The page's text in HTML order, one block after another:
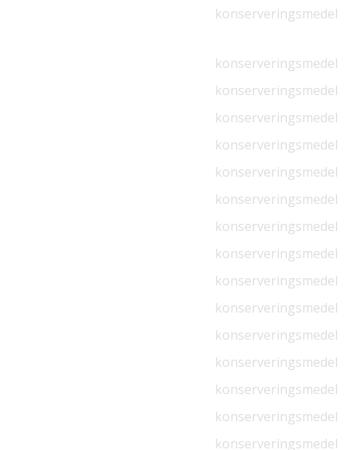
konserveringsmedel
konserveringsmedel
konserveringsmedel
konserveringsmedel
konserveringsmedel
konserveringsmedel
konserveringsmedel
konserveringsmedel
konserveringsmedel
konserveringsmedel
konserveringsmedel
konserveringsmedel
konserveringsmedel
konserveringsmedel
konserveringsmedel
konserveringsmedel